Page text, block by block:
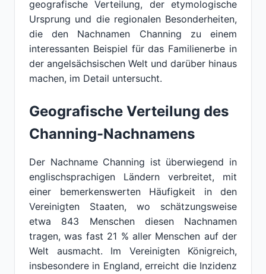
geografische Verteilung, der etymologische
Ursprung und die regionalen Besonderheiten,
die den Nachnamen Channing zu einem
interessanten Beispiel für das Familienerbe in
der angelsächsischen Welt und darüber hinaus
machen, im Detail untersucht.
Geografische Verteilung des
Channing-Nachnamens
Der Nachname Channing ist überwiegend in
englischsprachigen Ländern verbreitet, mit
einer bemerkenswerten Häufigkeit in den
Vereinigten Staaten, wo schätzungsweise
etwa 843 Menschen diesen Nachnamen
tragen, was fast 21 % aller Menschen auf der
Welt ausmacht. Im Vereinigten Königreich,
insbesondere in England, erreicht die Inzidenz